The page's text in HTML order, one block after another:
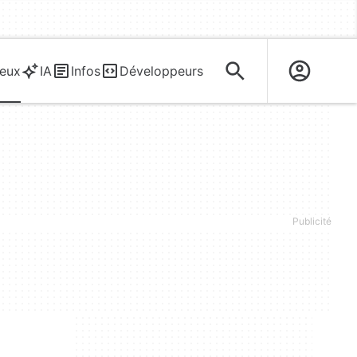
IA Infos Développeurs